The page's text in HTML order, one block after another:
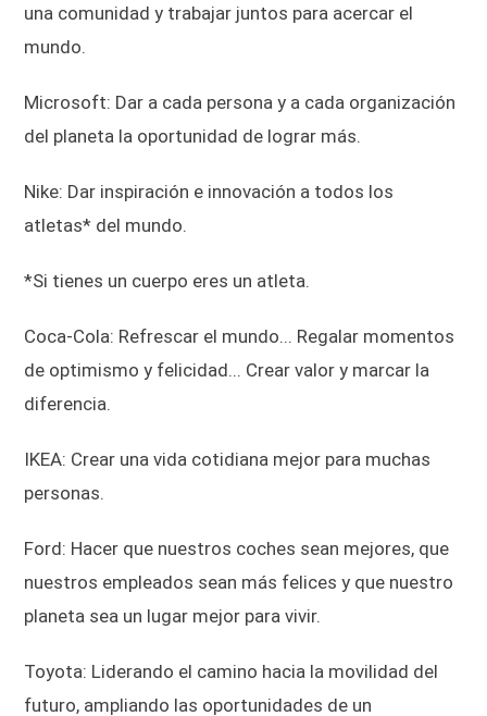
una comunidad y trabajar juntos para acercar el
mundo.
Microsoft: Dar a cada persona y a cada organización
del planeta la oportunidad de lograr más.
Nike: Dar inspiración e innovación a todos los
atletas* del mundo.
*Si tienes un cuerpo eres un atleta.
Coca-Cola: Refrescar el mundo... Regalar momentos
de optimismo y felicidad... Crear valor y marcar la
diferencia.
IKEA: Crear una vida cotidiana mejor para muchas
personas.
Ford: Hacer que nuestros coches sean mejores, que
nuestros empleados sean más felices y que nuestro
planeta sea un lugar mejor para vivir.
Toyota: Liderando el camino hacia la movilidad del
futuro, ampliando las oportunidades de un